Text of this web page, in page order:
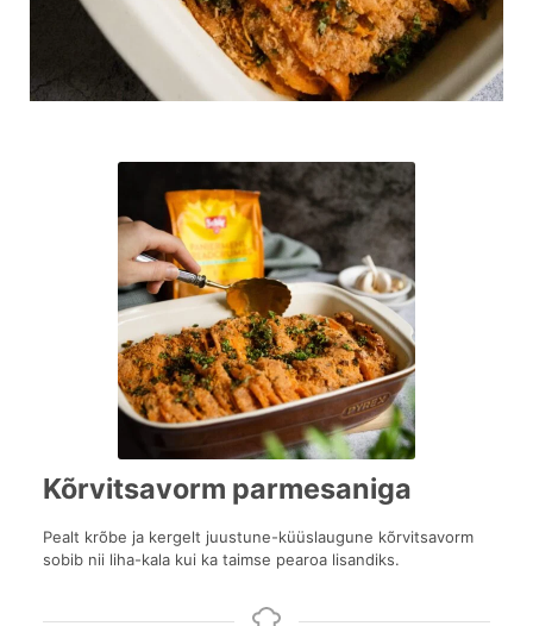
Kõrvitsavorm parmesaniga
Pealt krõbe ja kergelt juustune-küüslaugune kõrvitsavorm
sobib nii liha-kala kui ka taimse pearoa lisandiks.